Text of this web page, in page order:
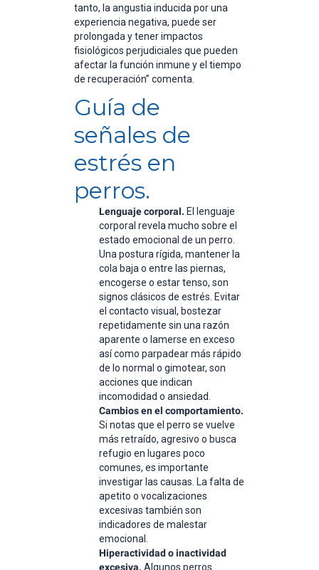
tanto, la angustia inducida por una
experiencia negativa, puede ser
prolongada y tener impactos
fisiológicos perjudiciales que pueden
afectar la función inmune y el tiempo
de recuperación” comenta.
Guía de
señales de
estrés en
perros.
Lenguaje corporal. El lenguaje
corporal revela mucho sobre el
estado emocional de un perro.
Una postura rígida, mantener la
cola baja o entre las piernas,
encogerse o estar tenso, son
signos clásicos de estrés. Evitar
el contacto visual, bostezar
repetidamente sin una razón
aparente o lamerse en exceso
así como parpadear más rápido
de lo normal o gimotear, son
acciones que indican
incomodidad o ansiedad.
Cambios en el comportamiento.
Si notas que el perro se vuelve
más retraído, agresivo o busca
refugio en lugares poco
comunes, es importante
investigar las causas. La falta de
apetito o vocalizaciones
excesivas también son
indicadores de malestar
emocional.
Hiperactividad o inactividad
excesiva. Algunos perros